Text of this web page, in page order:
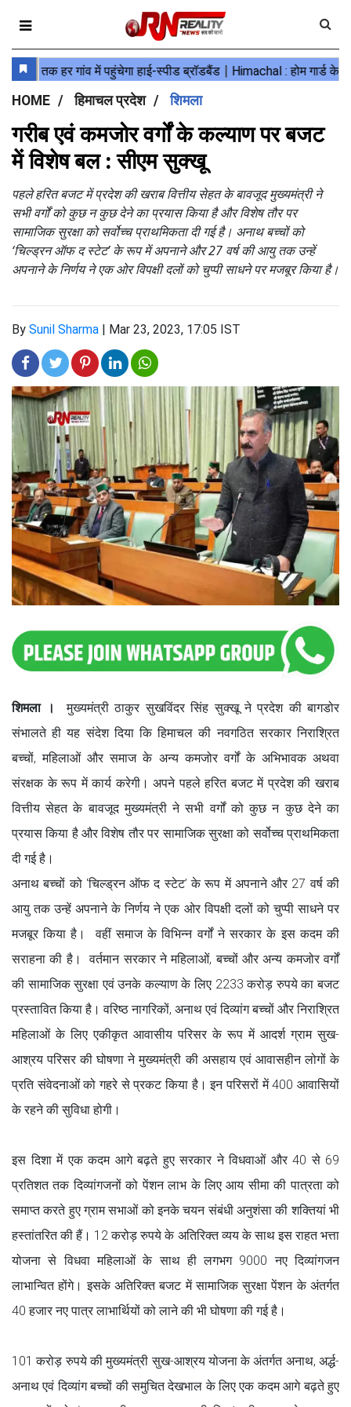
HOME हिमाचल प्रदेश शिमला
गरीब एवं कमजोर वर्गों के कल्याण पर बजट
में विशेष बल : सीएम सुक्खू
पहले हरित बजट में प्रदेश की खराब वित्तीय सेहत के बावजूद मुख्यमंत्री ने
सभी वर्गों को कुछ न कुछ देने का प्रयास किया है और विशेष तौर पर
सामाजिक सुरक्षा को सर्वोच्च प्राथमिकता दी गई है। अनाथ बच्चों को
‘चिल्ड्रन ऑफ द स्टेट’ के रूप में अपनाने और 27 वर्ष की आयु तक उन्हें
अपनाने के निर्णय ने एक ओर विपक्षी दलों को चुप्पी साधने पर मजबूर किया है।
By Sunil Sharma | Mar 23, 2023, 17:05 IST
शिमला ।
मुख्यमंत्री ठाकुर सुखविंदर सिंह सुक्खू ने प्रदेश की बागडोर
संभालते ही यह संदेश दिया कि हिमाचल की नवगठित सरकार निराश्रित
बच्चों, महिलाओं और समाज के अन्य कमजोर वर्गों के अभिभावक अथवा
संरक्षक के रूप में कार्य करेगी। अपने पहले हरित बजट में प्रदेश की खराब
वित्तीय सेहत के बावजूद मुख्यमंत्री ने सभी वर्गों को कुछ न कुछ देने का
प्रयास किया है और विशेष तौर पर सामाजिक सुरक्षा को सर्वोच्च प्राथमिकता
दी गई है।
अनाथ बच्चों को ‘चिल्ड्रन ऑफ द स्टेट’ के रूप में अपनाने और 27 वर्ष की
आयु तक उन्हें अपनाने के निर्णय ने एक ओर विपक्षी दलों को चुप्पी साधने पर
मजबूर किया है। वहीं समाज के विभिन्न वर्गों ने सरकार के इस कदम की
सराहना की है। वर्तमान सरकार ने महिलाओं, बच्चों और अन्य कमजोर वर्गों
की सामाजिक सुरक्षा एवं उनके कल्याण के लिए 2233 करोड़ रुपये का बजट
प्रस्तावित किया है। वरिष्ठ नागरिकों, अनाथ एवं दिव्यांग बच्चों और निराश्रित
महिलाओं के लिए एकीकृत आवासीय परिसर के रूप में आदर्श ग्राम सुख-
आश्रय परिसर की घोषणा ने मुख्यमंत्री की असहाय एवं आवासहीन लोगों के
प्रति संवेदनाओं को गहरे से प्रकट किया है। इन परिसरों में 400 आवासियों
के रहने की सुविधा होगी।
इस दिशा में एक कदम आगे बढ़ते हुए सरकार ने विधवाओं और 40 से 69
प्रतिशत तक दिव्यांगजनों को पेंशन लाभ के लिए आय सीमा की पात्रता को
समाप्त करते हुए ग्राम सभाओं को इनके चयन संबंधी अनुशंसा की शक्तियां भी
हस्तांतरित की हैं। 12 करोड़ रुपये के अतिरिक्त व्यय के साथ इस राहत भत्ता
योजना से विधवा महिलाओं के साथ ही लगभग 9000 नए दिव्यांगजन
लाभान्वित होंगे। इसके अतिरिक्त बजट में सामाजिक सुरक्षा पेंशन के अंतर्गत
40 हजार नए पात्र लाभार्थियों को लाने की भी घोषणा की गई है।
101 करोड़ रुपये की मुख्यमंत्री सुख-आश्रय योजना के अंतर्गत अनाथ, अर्द्ध-
अनाथ एवं दिव्यांग बच्चों की समुचित देखभाल के लिए एक कदम आगे बढ़ते हुए